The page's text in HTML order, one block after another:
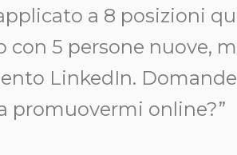
a 8 posizioni
5 persone nuove,
LinkedIn.
promuovermi online?”